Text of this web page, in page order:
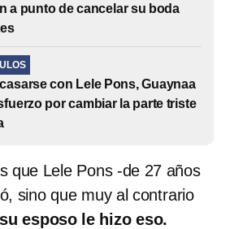
a punto de cancelar su boda
con Lele Pons, Guaynaa
por cambiar la parte triste
que Lele Pons -de 27 años
sino que muy al contrario
esposo le hizo eso.